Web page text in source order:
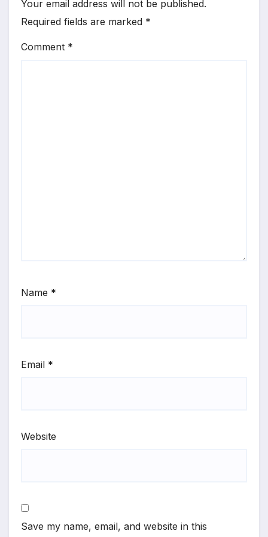
Your email address will not be published.
Required fields are marked *
Comment *
Name *
Email *
Website
Save my name, email, and website in this